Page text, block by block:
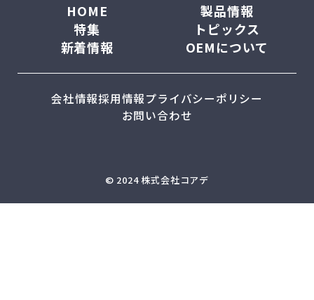
HOME
製品情報
特集
トピックス
新着情報
OEMについて
会社情報採用情報プライバシーポリシー
お問い合わせ
© 2024 株式会社コアデ